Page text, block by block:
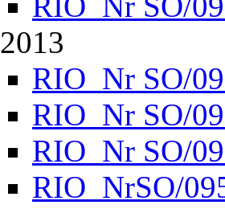
2013
RIO_Nr SO/
RIO_Nr SO/
RIO_Nr SO/
RIO_NrSO/